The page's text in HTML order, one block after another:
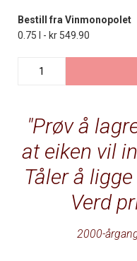
Prøv å
at eiken vil
Tåler å
Verd
2000-
Bestill fra Vinmonopolet
0.75 l - kr 549.90